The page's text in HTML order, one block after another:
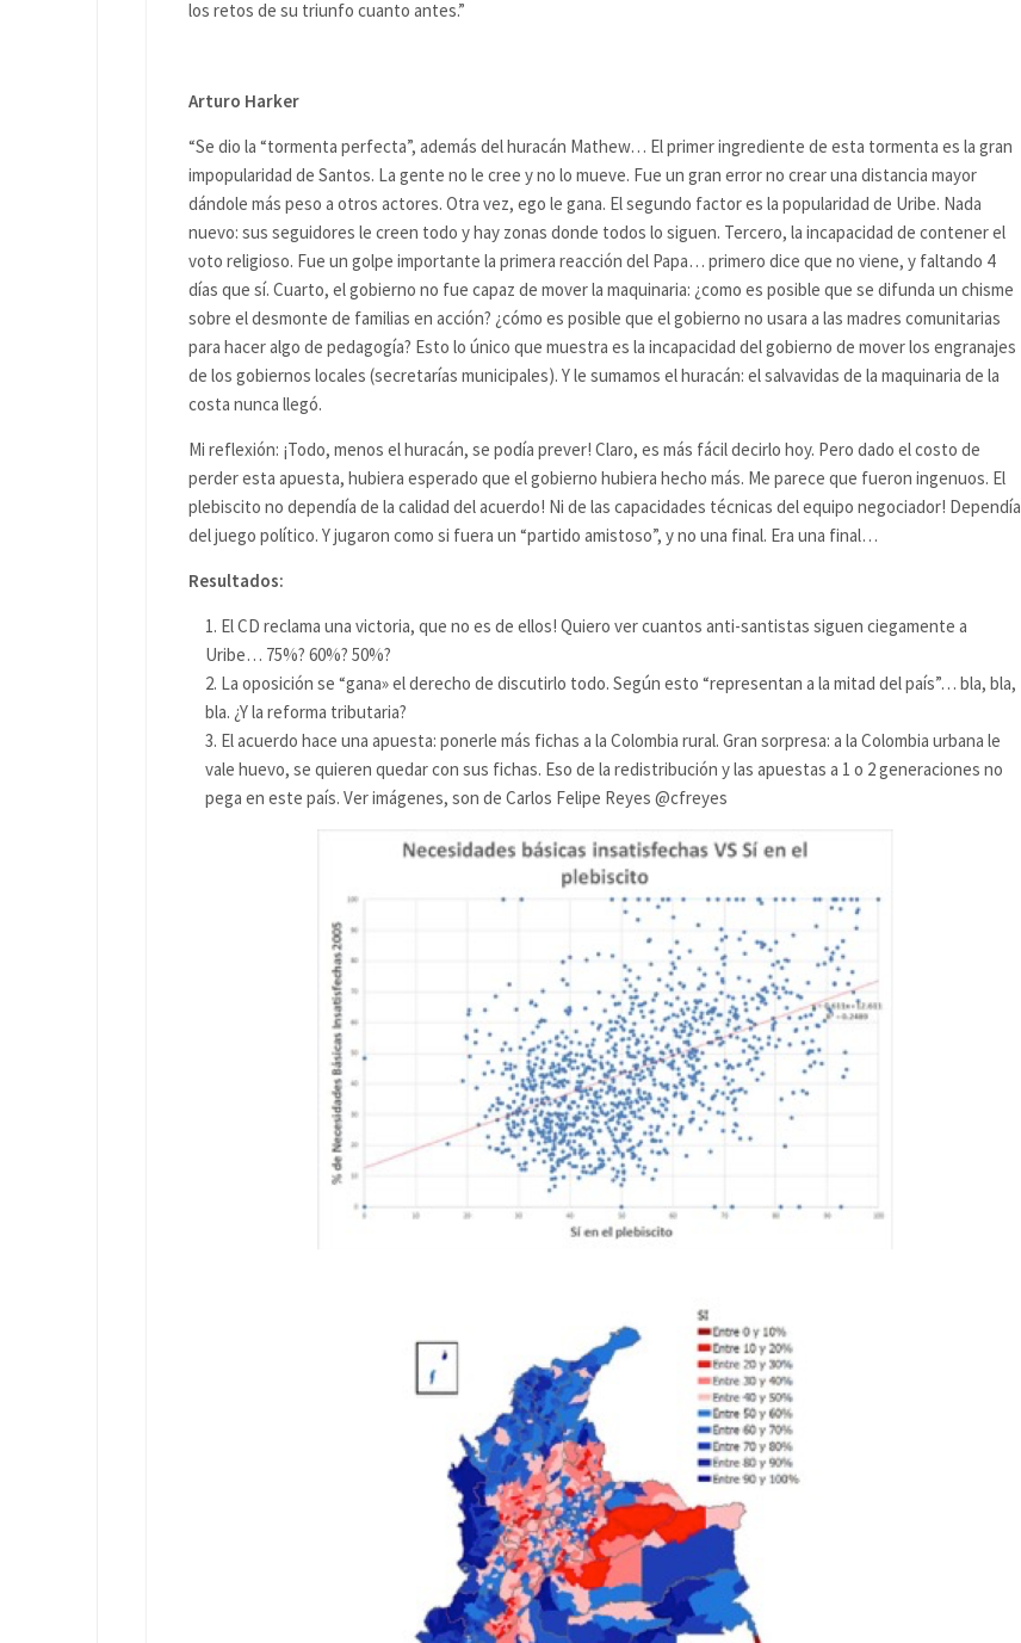
los retos de su triunfo cuanto antes.”
Arturo Harker
“Se dio la “tormenta perfecta”, además del huracán Mathew… El primer ingrediente de esta tormenta es la gran
impopularidad de Santos. La gente no le cree y no lo mueve. Fue un gran error no crear una distancia mayor
dándole más peso a otros actores. Otra vez, ego le gana. El segundo factor es la popularidad de Uribe. Nada
nuevo: sus seguidores le creen todo y hay zonas donde todos lo siguen. Tercero, la incapacidad de contener el
voto religioso. Fue un golpe importante la primera reacción del Papa… primero dice que no viene, y faltando 4
días que sí. Cuarto, el gobierno no fue capaz de mover la maquinaria: ¿como es posible que se difunda un chisme
sobre el desmonte de familias en acción? ¿cómo es posible que el gobierno no usara a las madres comunitarias
para hacer algo de pedagogía? Esto lo único que muestra es la incapacidad del gobierno de mover los engranajes
de los gobiernos locales (secretarías municipales). Y le sumamos el huracán: el salvavidas de la maquinaria de la
costa nunca llegó.
Mi reflexión: ¡Todo, menos el huracán, se podía prever! Claro, es más fácil decirlo hoy. Pero dado el costo de
perder esta apuesta, hubiera esperado que el gobierno hubiera hecho más. Me parece que fueron ingenuos. El
plebiscito no dependía de la calidad del acuerdo! Ni de las capacidades técnicas del equipo negociador! Dependía
del juego político. Y jugaron como si fuera un “partido amistoso”, y no una final. Era una final…
Resultados:
El CD reclama una victoria, que no es de ellos! Quiero ver cuantos anti-santistas siguen ciegamente a
Uribe… 75%? 60%? 50%?
La oposición se “gana» el derecho de discutirlo todo. Según esto “representan a la mitad del país”… bla, bla,
bla. ¿Y la reforma tributaria?
El acuerdo hace una apuesta: ponerle más fichas a la Colombia rural. Gran sorpresa: a la Colombia urbana le
vale huevo, se quieren quedar con sus fichas. Eso de la redistribución y las apuestas a 1 o 2 generaciones no
pega en este país. Ver imágenes, son de Carlos Felipe Reyes @cfreyes